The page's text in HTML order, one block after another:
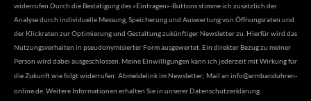
widerrufen.Durch die Bestätigung des «Eintragen»-Buttons stimme ich zusätzlich der
Analyse durch individuelle Messung, Speicherung und Auswertung von Öffnungsraten und
der Klickraten zur Optimierung und Gestaltung zukünftiger Newsletter zu. Hierfür wird das
Nutzungsverhalten in pseudonymisierter Form ausgewertet. Ein direkter Bezug zu meiner
Person wird dabei ausgeschlossen. Meine Einwilligungen kann ich jederzeit mit Wirkung für
die Zukunft wie folgt widerrufen: Abmeldelink im Newsletter; Mail an info@armbanduhren-
online.de . Weitere Informationen erhalten Sie in unserer Datenschutzerklärung